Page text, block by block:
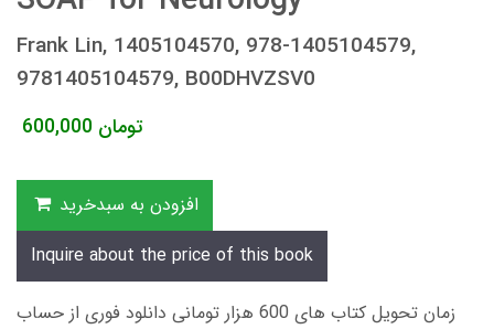
Frank Lin, 1405104570, 978-1405104579,
9781405104579, B00DHVZSV0
600,000 تومان
افزودن به سبدخرید
Inquire about the price of this book
زمان تحویل کتاب های 600 هزار تومانی دانلود فوری از حساب